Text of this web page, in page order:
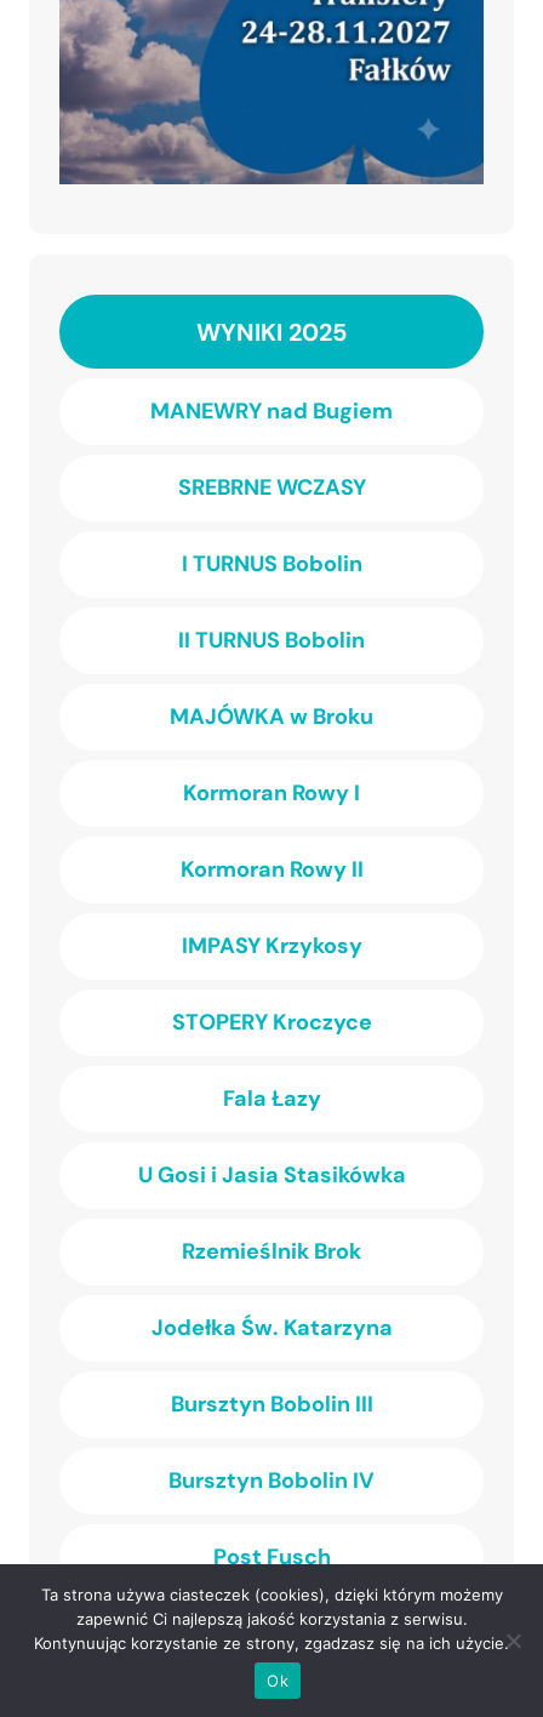
WYNIKI 2025
MANEWRY nad Bugiem
SREBRNE WCZASY
I TURNUS Bobolin
II TURNUS Bobolin
MAJÓWKA w Broku
Kormoran Rowy I
Kormoran Rowy II
IMPASY Krzykosy
STOPERY Kroczyce
Fala Łazy
U Gosi i Jasia Stasikówka
Rzemieślnik Brok
Jodełka Św. Katarzyna
Bursztyn Bobolin III
Bursztyn Bobolin IV
Post Fusch
Jura Kroczyce
Ta strona używa ciasteczek (cookies), dzięki którym możemy
zapewnić Ci najlepszą jakość korzystania z serwisu.
Kontynuując korzystanie ze strony, zgadzasz się na ich użycie.
Ok